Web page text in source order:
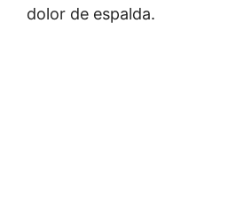
dolor de espalda.